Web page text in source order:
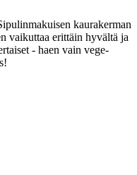
kaurakerman
vaikuttaa erittäin hyvältä ja
- haen vain vege-